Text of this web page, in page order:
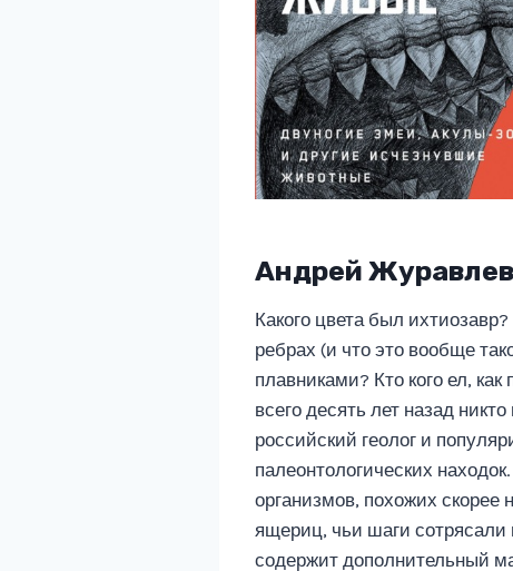
Андрей Журавлев
Какого цвета был
ребрах (и что это вообще
плавниками? Кто кого ел,
всего десять лет назад
российский геолог и
палеонтологических
организмов, похожих скорее
ящериц, чьи шаги сотрясали
содержит дополнительный